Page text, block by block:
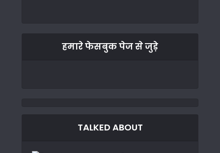
हमारे फेसबुक पेज से जुड़े
TALKED ABOUT